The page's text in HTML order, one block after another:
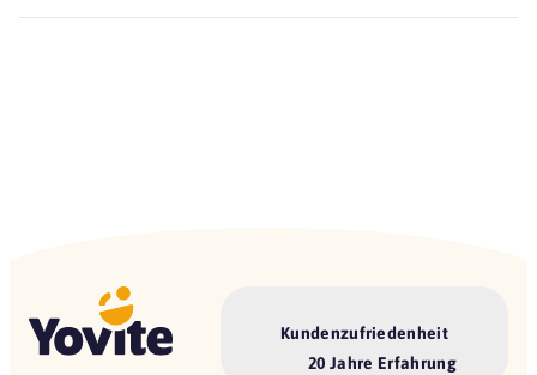
Kundenzufriedenheit
20 Jahre Erfahrung